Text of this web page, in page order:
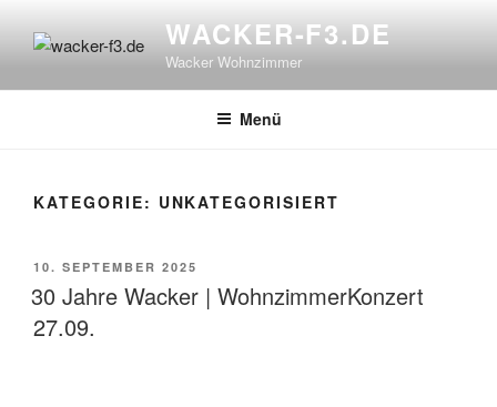
Inhalt
WACKER-F3.DE
Wacker Wohnzimmer
Menü
KATEGORIE: UNKATEGORISIERT
VERÖFFENTLICHT
AM
10. SEPTEMBER 2025
30 Jahre Wacker | WohnzimmerKonzert
27.09.